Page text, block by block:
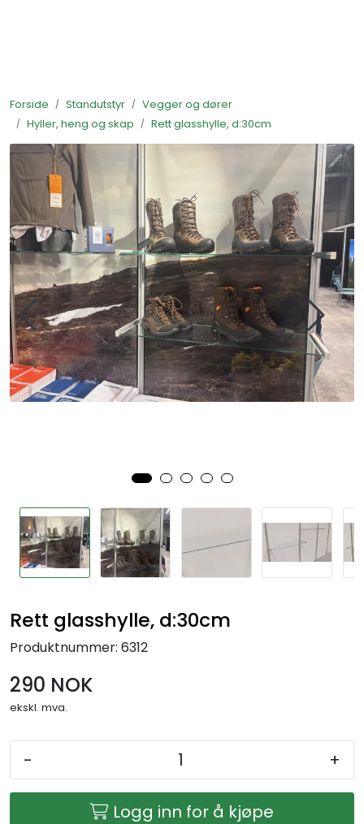
Forside Standutstyr
Vegger og dører
Hyller, heng og skap
Rett glasshylle, d:30cm
Rett glasshylle, d:30cm
Produktnummer: 6312
290 NOK
ekskl. mva.
- +
Logg inn for å kjøpe
Standutstyr
Bestill mat til standen
Foto og video